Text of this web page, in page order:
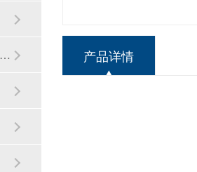
产品详情
海康威视(HIKVISION)